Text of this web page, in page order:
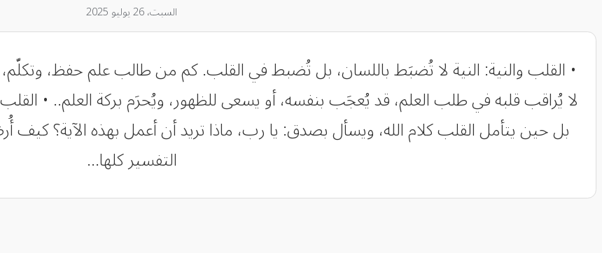
السبت، 26 يوليو 2025
• القلب والنية: النية لا تُضبَط باللسان، بل تُضبط في القلب. كم من طالب علم حفظ،
لا يُراقب قلبه في طلب العلم، قد يُعجَب بنفسه، أو يسعى للظهور، ويُحرَم بركة العلم.. • القلب
بل حين يتأمل القلب كلام الله، ويسأل بصدق: يا رب، ماذا تريد أن أعمل بهذه الآية؟
التفسير كلها...